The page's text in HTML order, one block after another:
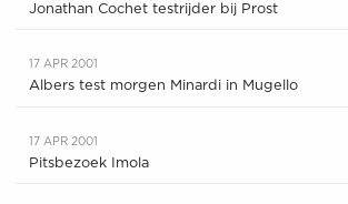
Jonathan Cochet testrijder bij Prost
17 APR 2001
Albers test morgen Minardi in Mugello
17 APR 2001
Pitsbezoek Imola